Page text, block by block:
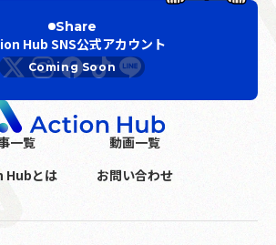
一覧
動画一覧
Hubとは
お問い合わせ
Share
Hub SNS公式アカウント